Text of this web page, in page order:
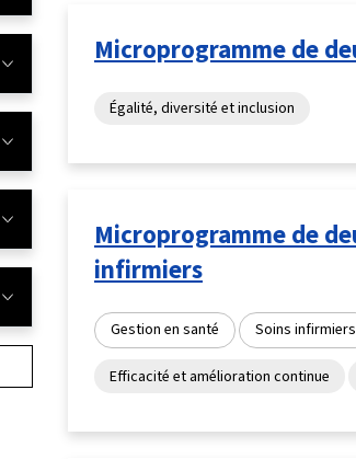
Microprogramme de
Égalité, diversité et inclusion
Microprogramme de
infirmiers
Gestion en santé Soins infirmiers
Efficacité et amélioration continue